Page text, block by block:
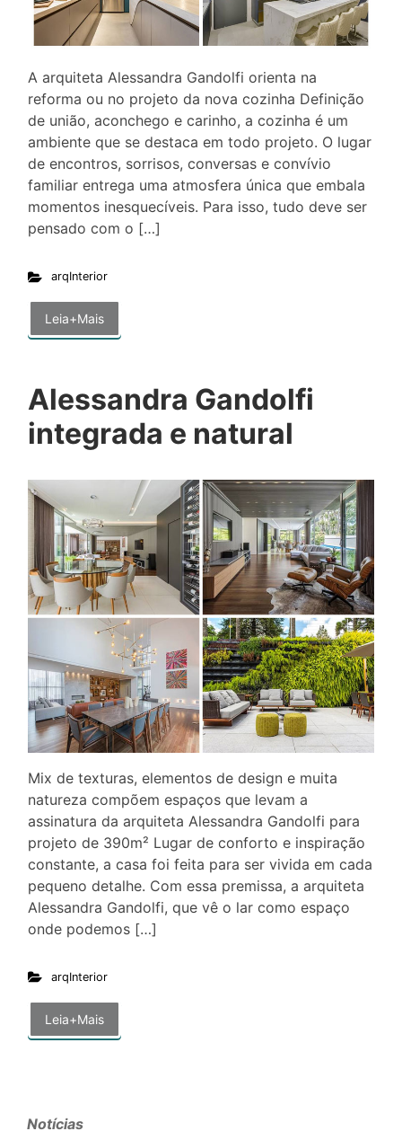
A arquiteta Alessandra Gandolfi orienta na
reforma ou no projeto da nova cozinha Definição
de união, aconchego e carinho, a cozinha é um
ambiente que se destaca em todo projeto. O lugar
de encontros, sorrisos, conversas e convívio
familiar entrega uma atmosfera única que embala
momentos inesquecíveis. Para isso, tudo deve ser
pensado com o […]
arqInterior
Leia+Mais
Alessandra Gandolfi
integrada e natural
Mix de texturas, elementos de design e muita
natureza compõem espaços que levam a
assinatura da arquiteta Alessandra Gandolfi para
projeto de 390m² Lugar de conforto e inspiração
constante, a casa foi feita para ser vivida em cada
pequeno detalhe. Com essa premissa, a arquiteta
Alessandra Gandolfi, que vê o lar como espaço
onde podemos […]
arqInterior
Leia+Mais
Notícias